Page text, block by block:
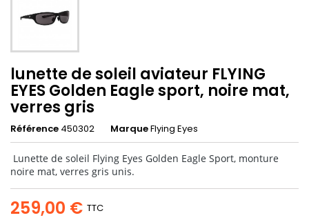
lunette de soleil aviateur FLYING
EYES Golden Eagle sport, noire mat,
verres gris
Référence 450302 MarqueFlying Eyes
Lunette de soleil Flying Eyes Golden Eagle Sport, monture
noire mat, verres gris unis.
259,00 € TTC